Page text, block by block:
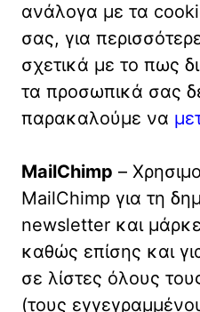
ανάλογα με τα
σας, για
σχετικά με το πως
τα προσωπικά σας
παρακαλούμε να
MailChimp –
MailChimp για τη
newsletter και
καθώς επίσης και
σε λίστες όλους
(τους